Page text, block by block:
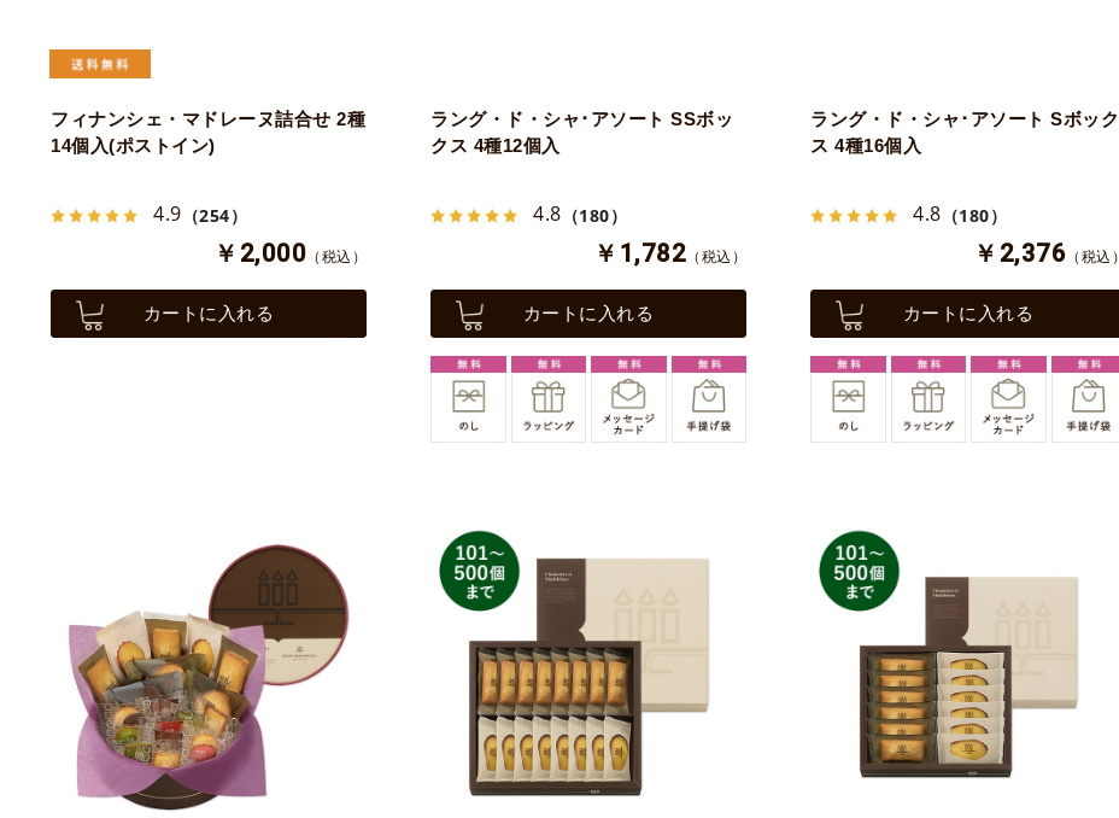
フィナンシェ・マドレーヌ詰合せ 2種
14個入(ポストイン)
4.9 （254）
￥2,000 （税込）
カートに入れる
ラング・ド・シャ･アソート SSボッ
クス 4種12個入
4.8 （180）
￥1,782 （税込）
カートに入れる
ラング・ド・シャ･アソート Sボック
ス 4種16個入
4.8 （180）
￥2,376 （税込）
カートに入れる